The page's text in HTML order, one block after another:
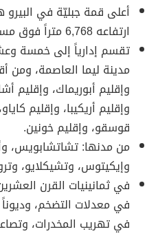
أعلى قمة جبليّة في
ارتفاعه 6,768 متراً فوق مستوى سطح البحر.
تقسم إدارياً إلى خمسة
مدينة ليما العاصمة، ومن
وإقليم أبوريماك، وإقليم
وإقليم أريكيبا، وإقليم
قوسقو، وإقليم خونين.
من مدنها: تشاتشابويس،
وإيكيتوس، وتشيكلايو،
في ثمانينيات القرن
في معدلات التضخم، وديوناً
في تهريب المخدرات،